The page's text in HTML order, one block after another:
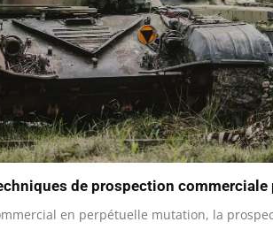
de prospection commerciale
en perpétuelle mutation, la